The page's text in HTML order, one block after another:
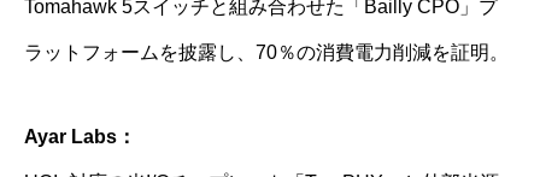
Tomahawk 5スイッチと組み合わせた「Bailly CPO」プ
ラットフォームを披露し、70％の消費電力削減を証明。
Ayar Labs：